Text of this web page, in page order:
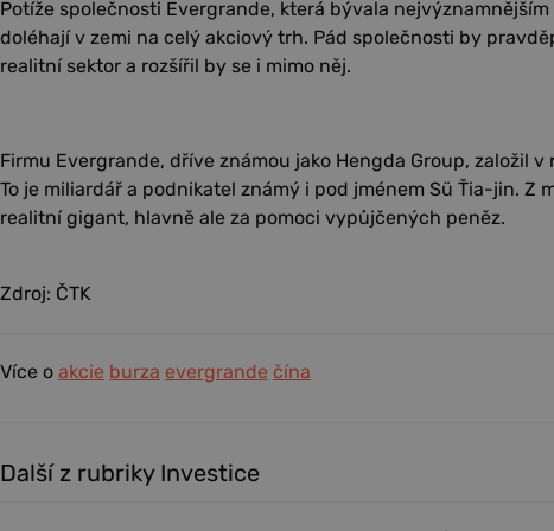
Potíže společnosti Evergrande, která bývala
doléhají v zemi na celý akciový trh. Pád společnosti by
realitní sektor a rozšířil by se i mimo něj.
Firmu Evergrande, dříve známou jako Hengda Group, založil v
To je miliardář a podnikatel známý i pod jménem Sü Ťia-jin. Z
realitní gigant, hlavně ale za pomoci vypůjčených peněz.
Zdroj: ČTK
Více o akcie burza evergrande čína
Další z rubriky Investice